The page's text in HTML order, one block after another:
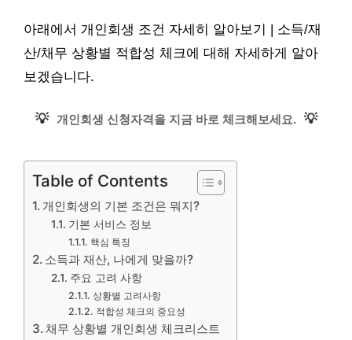
아래에서 개인회생 조건 자세히 알아보기 | 소득/재
산/채무 상황별 적합성 체크에 대해 자세하게 알아
보겠습니다.
💡 개인회생 신청자격을 지금 바로 체크해보세요. 💡
Table of Contents
개인회생의 기본 조건은 뭐지?
기본 서비스 정보
핵심 특징
소득과 재산, 나에게 맞을까?
주요 고려 사항
상황별 고려사항
적합성 체크의 중요성
채무 상황별 개인회생 체크리스트